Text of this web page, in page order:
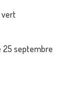
vert
25 septembre